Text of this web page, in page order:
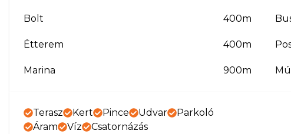
Bolt 400m
Étterem 400m
Marina 900m
Terasz Kert Pince Udvar
Parkoló
Áram
Víz
Csatornázás